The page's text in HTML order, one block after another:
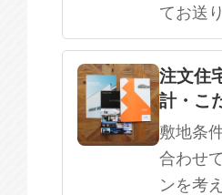
てお送
注文住
計・こ
敷地条
合わせ
ンを考